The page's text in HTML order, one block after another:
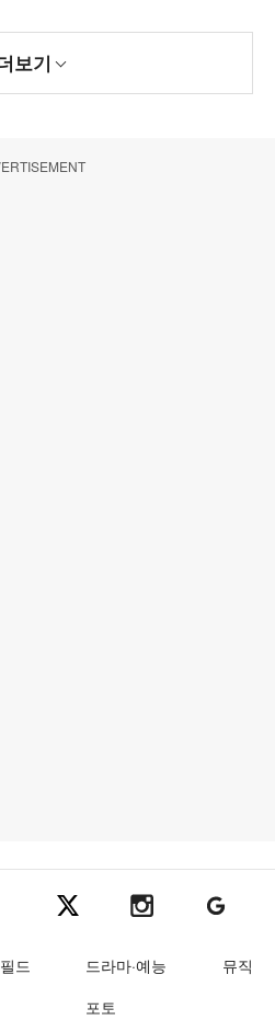
보기
TV
시아 페이스북텐아시아 엑스텐아시아 인스타그램
텐아시아
드 드라마·예능
뮤직
포토